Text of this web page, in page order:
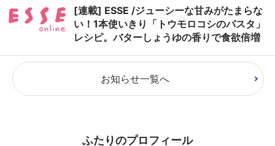
[連載] ESSE /ジューシーな甘みがたまらな
い！1本使いきり「トウモロコシのパスタ」
レシピ。バターしょうゆの香りで食欲倍増
お知らせ一覧へ
ふたりのプロフィール